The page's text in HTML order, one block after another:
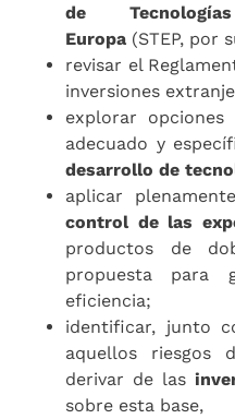
de
Europa (STEP, por
revisar el
inversiones
explorar
adecuado y
desarrollo de
aplicar
control de las
productos de
propuesta para
eficiencia;
identificar, junto
aquellos riesgos
derivar de las
sobre esta base,